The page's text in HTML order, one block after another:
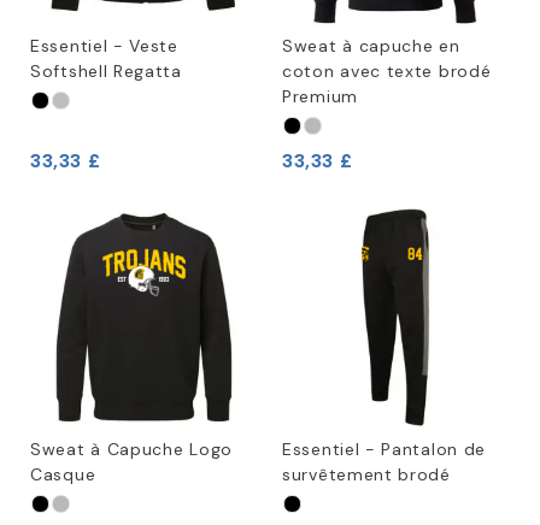
Essentiel - Veste
Softshell Regatta
33,33 £
Sweat à capuche en
coton avec texte brodé
Premium
33,33 £
Sweat à Capuche Logo
Casque
Essentiel - Pantalon de
survêtement brodé